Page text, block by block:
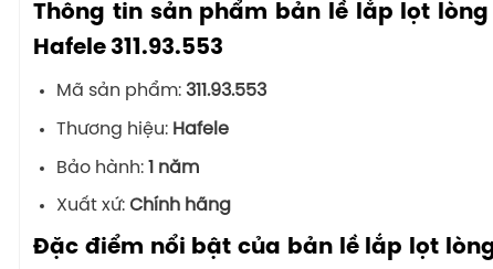
Thông tin sản phẩm bản lề lắp lọt
Hafele 311.93.553
Mã sản phẩm: 311.93.553
Thương hiệu:Hafele
Bảo hành: 1 năm
Xuất xứ: Chính hãng
Đặc điểm nổi bật của bản lề lắp lọt